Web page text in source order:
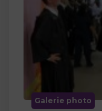
Galerie photo